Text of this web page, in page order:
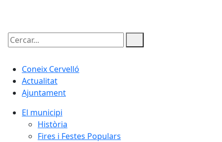
Cercar:
Coneix Cervelló
Actualitat
Ajuntament
El municipi
Història
Fires i Festes Populars